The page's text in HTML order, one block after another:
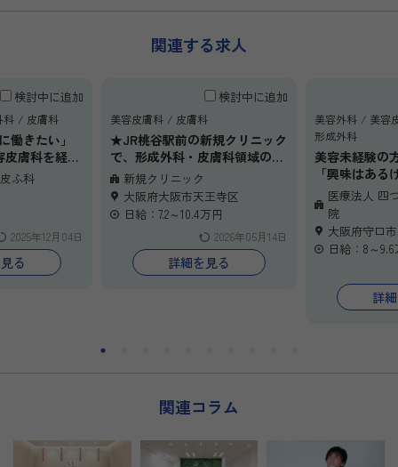
関連する求人
検討中に追加
科 皮膚科
働きたい」
膚科を経験
イルに合わせ
。完全予約
。インセン
ふ科
2025年12月04日
る
検討中に追加
美容皮膚科 皮膚科
★JR桃谷駅前の新規クリニック
で、形成外科・皮膚科領域の非
常勤医師を募集しています★
保険診療だけでなく、美容皮膚
科やスキン施術にも段階的に携
われる環境のため、「美容も学
んでみたい」「これまでの経験
を活かしながら新しい挑戦をし
たい」という先生にもおすすめ
新規クリニック
大阪府大阪市天王寺区
日給：7.2～10.4万円
2026年05月14日
詳細を見る
美容外科
美容
形成外科
美容未経験の
「興味はあ
ない」そん
だきたい求人
で通勤しやす
務可能。初め
科専門医とマ
って成長で
アルも整備
医療法人 四
院
大阪府守口市
日給：8～
詳
関連コラム